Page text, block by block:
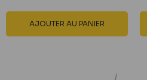
AJOUTER AU PANIER